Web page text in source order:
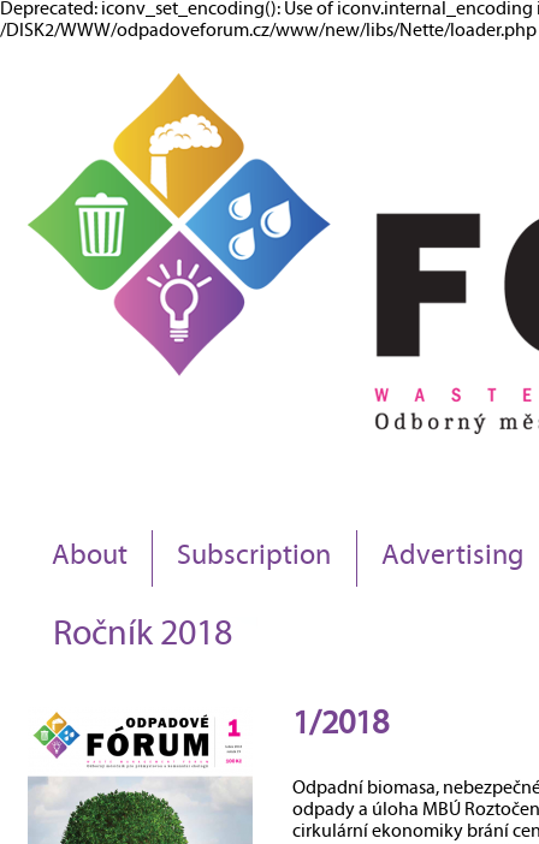
Deprecated: iconv_set_encoding(): Use of iconv.internal_encoding
/DISK2/WWW/odpadoveforum.cz/www/new/libs/Nette/loader.php
About Subscription Advertising
Ročník 2018
1/2018
Odpadní biomasa,
odpady a úloha MBÚ
cirkulární ekonomiky brání